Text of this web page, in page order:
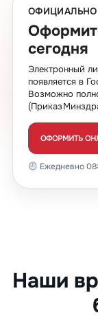
сегодня
Электронный
появляется в
Возможно
(Приказ
ОФОРМИТЬ
Ежедневно
Наши